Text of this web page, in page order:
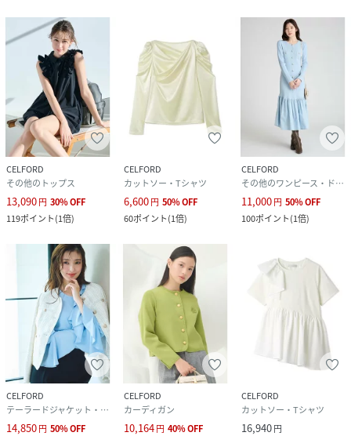
CELFORD
その他のトップス
13,090円 30%OFF
119ポイント(1倍)
CELFORD
カットソー・Tシャツ
6,600円 50%OFF
60ポイント(1倍)
CELFORD
その他のワンピース・ドレス
11,000円 50%OFF
100ポイント(1倍)
CELFORD
テーラードジャケット・ブレザー
14,850円 50%OFF
CELFORD
カーディガン
10,164円 40%OFF
CELFORD
カットソー・Tシャツ
16,940円